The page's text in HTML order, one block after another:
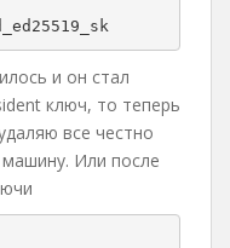
и он стал
ключ, то теперь
все честно
Или после